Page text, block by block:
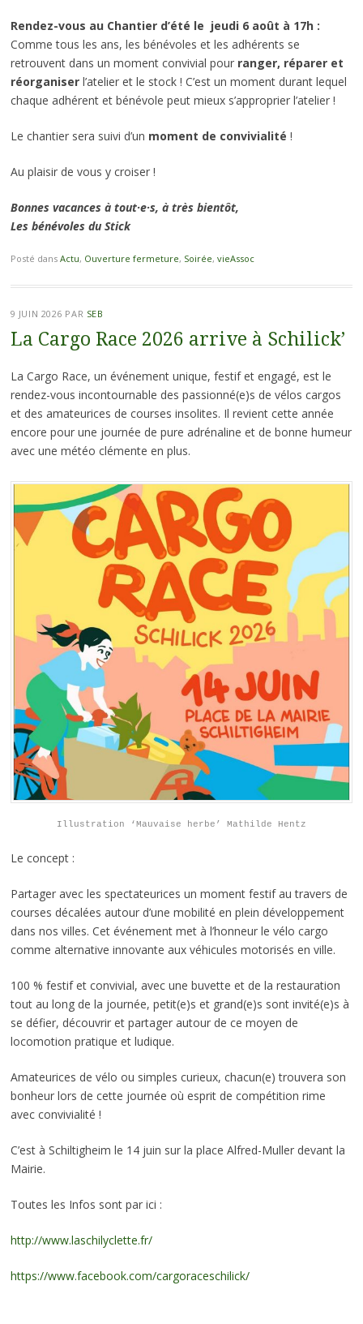
Rendez-vous au Chantier d’été le jeudi 6 août à 17h :
Comme tous les ans, les bénévoles et les adhérents se
retrouvent dans un moment convivial pour ranger, réparer et
réorganiserl’atelier et le stock ! C’est un moment durant lequel
chaque adhérent et bénévole peut mieux s’approprier l’atelier !
Le chantier sera suivi d’un moment de convivialité !
Au plaisir de vous y croiser !
Bonnes vacances à tout·e·s, à très bientôt,
Les bénévoles du Stick
Posté dans Actu, Ouverture fermeture, Soirée, vieAssoc
9 JUIN 2026 PAR SEB
La Cargo Race 2026 arrive à Schilick’
La Cargo Race, un événement unique, festif et engagé, est le
rendez-vous incontournable des passionné(e)s de vélos cargos
et des amateurices de courses insolites. Il revient cette année
encore pour une journée de pure adrénaline et de bonne humeur
avec une météo clémente en plus.
Illustration ‘Mauvaise herbe’ Mathilde Hentz
Le concept :
Partager avec les spectateurices un moment festif au travers de
courses décalées autour d’une mobilité en plein développement
dans nos villes. Cet événement met à l’honneur le vélo cargo
comme alternative innovante aux véhicules motorisés en ville.
100 % festif et convivial, avec une buvette et de la restauration
tout au long de la journée, petit(e)s et grand(e)s sont invité(e)s à
se défier, découvrir et partager autour de ce moyen de
locomotion pratique et ludique.
Amateurices de vélo ou simples curieux, chacun(e) trouvera son
bonheur lors de cette journée où esprit de compétition rime
avec convivialité !
C’est à Schiltigheim le 14 juin sur la place Alfred-Muller devant la
Mairie.
Toutes les Infos sont par ici :
http://www.laschilyclette.fr/
https://www.facebook.com/cargoraceschilick/